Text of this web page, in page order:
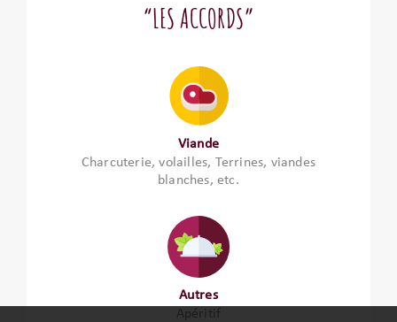
“LES ACCORDS”
Viande
Charcuterie, volailles, Terrines, viandes
blanches, etc.
Autres
Apéritif